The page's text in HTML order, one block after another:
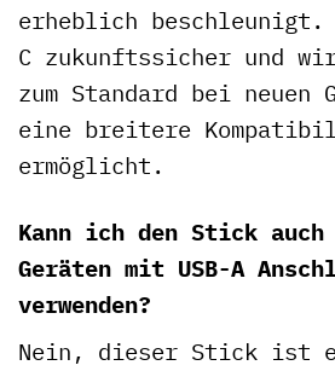
erheblich beschleunigt.
C zukunftssicher und
zum Standard bei neuen
eine breitere
ermöglicht.
Kann ich den Stick
Geräten mit USB-A
verwenden?
Nein, dieser Stick ist